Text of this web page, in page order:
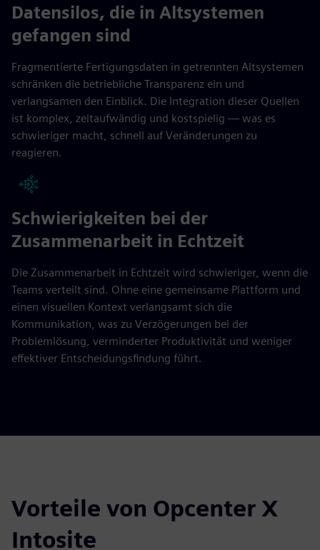
Datensilos, die in Altsystemen
gefangen sind
Fragmentierte Fertigungsdaten in getrennten Altsystemen
schränken die betriebliche Transparenz ein und
verlangsamen den Einblick. Die Integration dieser Quellen
ist komplex, zeitaufwändig und kostspielig — was es
schwieriger macht, schnell auf Veränderungen zu
reagieren.
Schwierigkeiten bei der
Zusammenarbeit in Echtzeit
Die Zusammenarbeit in Echtzeit wird schwieriger, wenn die
Teams verteilt sind. Ohne eine gemeinsame Plattform und
einen visuellen Kontext verlangsamt sich die
Kommunikation, was zu Verzögerungen bei der
Problemlösung, verminderter Produktivität und weniger
effektiver Entscheidungsfindung führt.
Vorteile von Opcenter X
Intosite